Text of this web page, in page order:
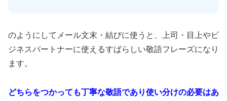
のようにしてメール文末・結びに使うと、上司・目上やビ
ジネスパートナーに使えるすばらしい敬語フレーズになり
ます。
どちらをつかっても丁寧な敬語であり使い分けの必要はあ